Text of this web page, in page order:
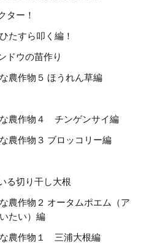
ター！
たすら叩く編！
ドウの苗作り
農作物５ ほうれん草編
農作物４ チンゲンサイ編
農作物３ ブロッコリー編
る切り干し大根
農作物２ オータムポエム（ア
たい）編
農作物１ 三浦大根編